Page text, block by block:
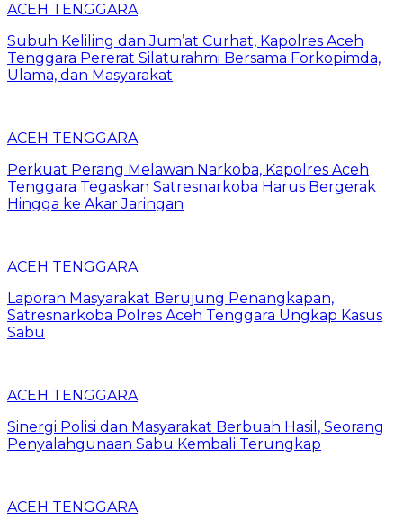
ACEH TENGGARA
Subuh Keliling dan Jum’at Curhat, Kapolres Aceh
Tenggara Pererat Silaturahmi Bersama Forkopimda,
Ulama, dan Masyarakat
ACEH TENGGARA
Perkuat Perang Melawan Narkoba, Kapolres Aceh
Tenggara Tegaskan Satresnarkoba Harus Bergerak
Hingga ke Akar Jaringan
ACEH TENGGARA
Laporan Masyarakat Berujung Penangkapan,
Satresnarkoba Polres Aceh Tenggara Ungkap Kasus
Sabu
ACEH TENGGARA
Sinergi Polisi dan Masyarakat Berbuah Hasil, Seorang
Penyalahgunaan Sabu Kembali Terungkap
ACEH TENGGARA